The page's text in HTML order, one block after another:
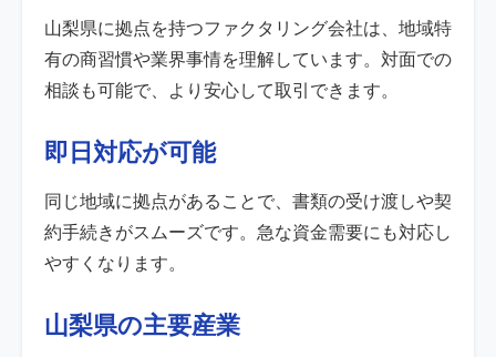
山梨県に拠点を持つファクタリング会社は、地域特
有の商習慣や業界事情を理解しています。対面での
相談も可能で、より安心して取引できます。
即日対応が可能
同じ地域に拠点があることで、書類の受け渡しや契
約手続きがスムーズです。急な資金需要にも対応し
やすくなります。
山梨県の主要産業